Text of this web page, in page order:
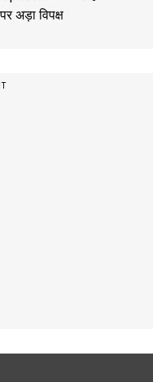
पर अड़ा विपक्ष